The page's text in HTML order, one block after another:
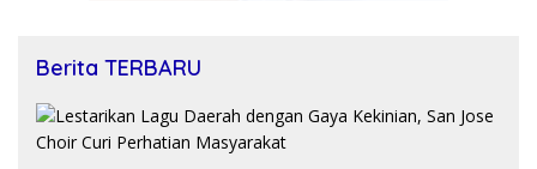
Berita TERBARU